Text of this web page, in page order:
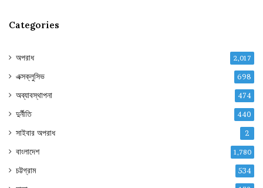
Categories
অপরাধ 2,017
এক্সক্লুসিভ 698
অব্যাবস্থাপনা 474
দুর্নীতি 440
সাইবার অপরাধ 2
বাংলাদেশ 1,780
চট্টগ্রাম 534